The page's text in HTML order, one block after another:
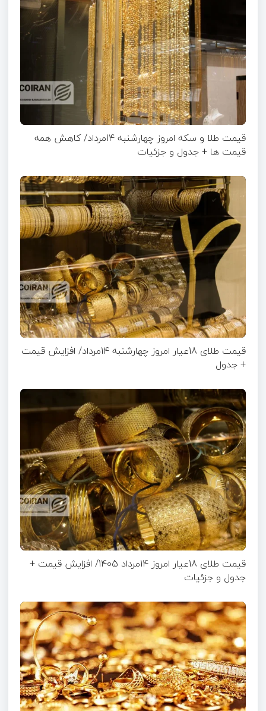
قیمت طلا و سکه امروز چهارشنبه 14مرداد/ کاهش همه
قیمت ها + جدول و جزئیات
قیمت طلای 18عیار امروز چهارشنبه 14مرداد/ افزایش قیمت
+ جدول
قیمت طلای 18عیار امروز 14مرداد 1405/ افزایش قیمت +
جدول و جزئیات